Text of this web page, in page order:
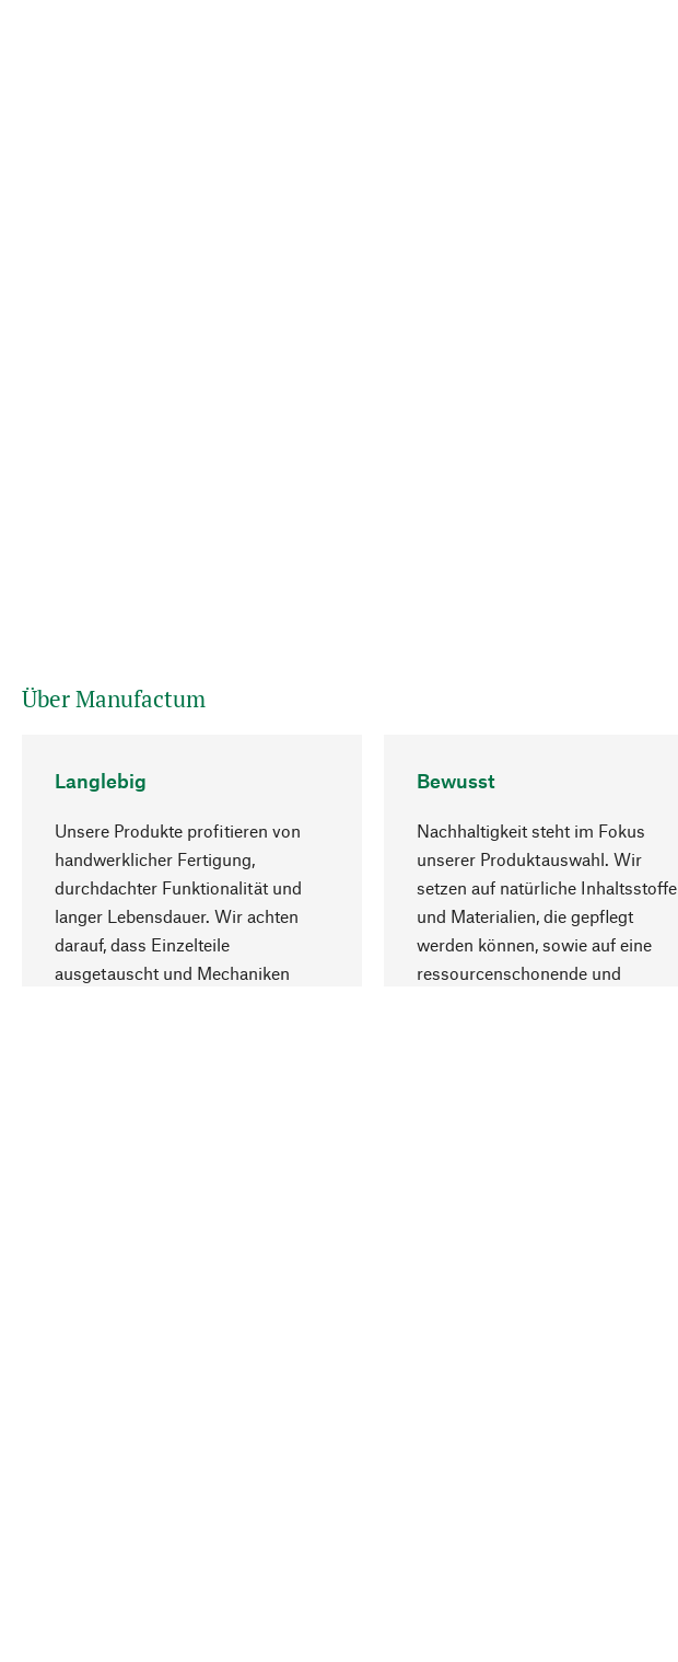
Über Manufactum
Langlebig
Unsere Produkte profitieren von
handwerklicher Fertigung,
durchdachter Funktionalität und
langer Lebensdauer. Wir achten
darauf, dass Einzelteile
ausgetauscht und Mechaniken
Bewusst
Nachhaltigkeit steht im Fokus
unserer Produktauswahl. Wir
setzen auf natürliche Inhaltsstoffe
und Materialien, die gepflegt
werden können, sowie auf eine
ressourcenschonende und